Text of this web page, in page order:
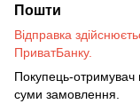
Пошти
Відправка
ПриватБанку.
Покупець-отримувач
суми замовлення.